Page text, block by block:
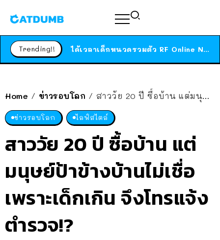
Trending!! ได้เวลาเด็กหนวดรวมตัว RF Online Next เปิดให้เล่นแล้ว เกม Sci-Fi MMORPG ระดับตำนาน เล่นได้ทั้งมือถือและ PC
Home / ข่าวรอบโลก / สาววัย 20 ปี ซื้อบ้าน แต่มนุษย์ป้าข้างบ้านไม่เชื่อเพราะเด็กเกิน จึงโทรแจ้งตำรวจ!?
ข่าวรอบโลก ไลฟ์สไตล์
สาววัย 20 ปี ซื้อบ้าน แต่
มนุษย์ป้าข้างบ้านไม่เชื่อ
เพราะเด็กเกิน จึงโทรแจ้ง
ตำรวจ!?